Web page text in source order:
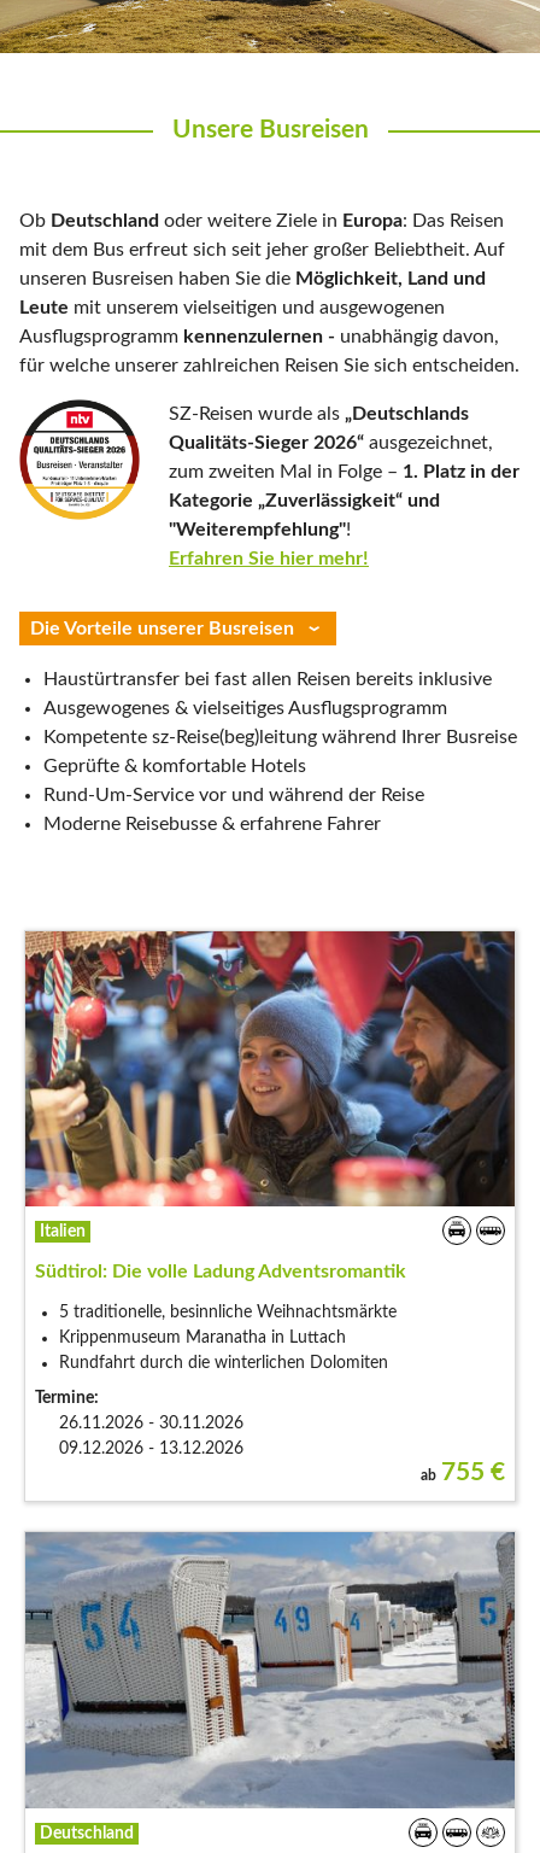
Unsere Busreisen
Ob Deutschland oder weitere Ziele in Europa: Das Reisen
mit dem Bus erfreut sich seit jeher großer Beliebtheit. Auf
unseren Busreisen haben Sie die Möglichkeit, Land und
Leute mit unserem vielseitigen und ausgewogenen
Ausflugsprogramm kennenzulernen - unabhängig davon,
für welche unserer zahlreichen Reisen Sie sich entscheiden.
SZ-Reisen wurde als „Deutschlands
Qualitäts-Sieger 2026“ ausgezeichnet,
zum zweiten Mal in Folge – 1. Platz in der
Kategorie „Zuverlässigkeit“ und
"Weiterempfehlung"!
Erfahren Sie hier mehr!
Die Vorteile unserer Busreisen
Haustürtransfer bei fast allen Reisen bereits inklusive
Ausgewogenes & vielseitiges Ausflugsprogramm
Kompetente sz-Reise(beg)leitung während Ihrer Busreise
Geprüfte & komfortable Hotels
Rund-Um-Service vor und während der Reise
Moderne Reisebusse & erfahrene Fahrer
Italien
Südtirol: Die volle Ladung Adventsromantik
5 traditionelle, besinnliche Weihnachtsmärkte
Krippenmuseum Maranatha in Luttach
Rundfahrt durch die winterlichen Dolomiten
Termine:
26.11.2026 - 30.11.2026
09.12.2026 - 13.12.2026
ab 755 €
Deutschland